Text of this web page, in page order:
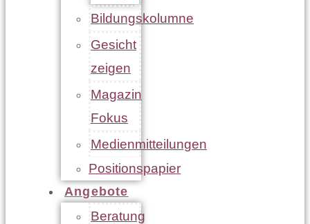
Bildungskolumne
Gesicht
zeigen
Magazin
Fokus
Medienmitteilungen
Positionspapier
Angebote
Beratung